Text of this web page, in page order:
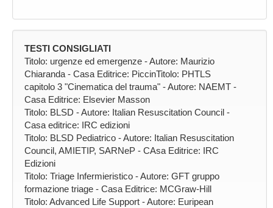
TESTI CONSIGLIATI
Titolo: urgenze ed emergenze - Autore: Maurizio
Chiaranda - Casa Editrice: PiccinTitolo: PHTLS
capitolo 3 "Cinematica del trauma" - Autore: NAEMT -
Casa Editrice: Elsevier Masson
Titolo: BLSD - Autore: Italian Resuscitation Council -
Casa editrice: IRC edizioni
Titolo: BLSD Pediatrico - Autore: Italian Resuscitation
Council, AMIETIP, SARNeP - CAsa Editrice: IRC
Edizioni
Titolo: Triage Infermieristico - Autore: GFT gruppo
formazione triage - Casa Editrice: MCGraw-Hill
Titolo: Advanced Life Support - Autore: Euripean